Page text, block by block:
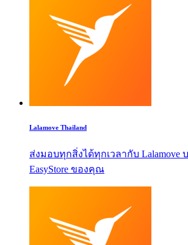
Lalamove Thailand
ส่งมอบทุกสิ่งได้ทุกเวลากับ Lalamove
EasyStore ของคุณ